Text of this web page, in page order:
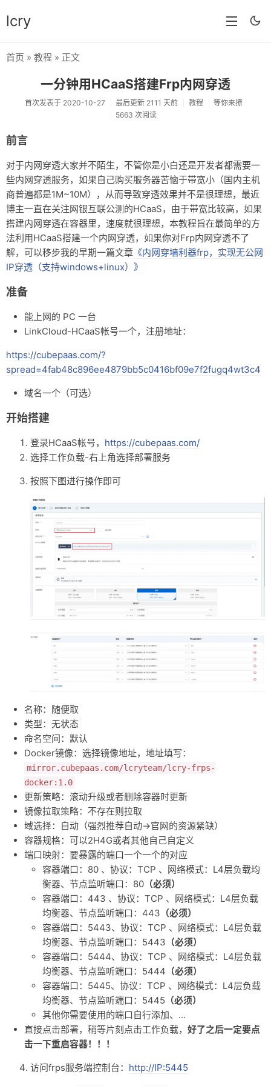
lcry
分类
分享
教程
生活
AI
归档
留言
首页 » 教程 » 正文
一分钟用HCaaS搭建Frp内网穿透
首次发表于 2020-10-27 最后更新 2111 天前 教程
等你来撩
5663 次阅读
前言
对于内网穿透大家并不陌生，不管你是小白还是开发者都需要一
些内网穿透服务，如果自己购买服务器苦恼于带宽小（国内主机
商普遍都是1M~10M），从而导致穿透效果并不是很理想，最近
博主一直在关注网银互联公测的HCaaS，由于带宽比较高，如果
搭建内网穿透在容器里，速度就很理想，本教程旨在最简单的方
法利用HCaaS搭建一个内网穿透，如果你对Frp内网穿透不了
解，可以移步我的早期一篇文章 《内网穿墙利器frp，实现无公网
IP穿透（支持windows+linux）》
准备
能上网的 PC 一台
LinkCloud-HCaaS帐号一个，注册地址：
https://cubepaas.com/?
spread=4fab48c896ee4879bb5c0416bf09e7f2fugq4wt3c4
域名一个（可选）
开始搭建
登录HCaaS帐号， https://cubepaas.com/
选择工作负载-右上角选择部署服务
按照下图进行操作即可
名称：随便取
类型：无状态
命名空间：默认
Docker镜像：选择镜像地址，地址填写：
mirror.cubepaas.com/lcryteam/lcry-frps-
docker:1.0
更新策略：滚动升级或者删除容器时更新
镜像拉取策略：不存在则拉取
域选择：自动（强烈推荐自动->官网的资源紧缺）
容器规格：可以2H4G或者其他自己自定义
端口映射：要暴露的端口一个一个的对应
容器端口：80 、协议：TCP 、网络模式：L4层负载均
衡器、节点监听端口：80 （必须）
容器端口：443 、协议：TCP 、网络模式：L4层负载
均衡器、节点监听端口：443 （必须）
容器端口：5443、协议：TCP 、网络模式：L4层负载
均衡器、节点监听端口：5443 （必须）
容器端口：5444、协议：TCP 、网络模式：L4层负载
均衡器、节点监听端口：5444 （必须）
容器端口：5445、协议：TCP 、网络模式：L4层负载
均衡器、节点监听端口：5445 （必须）
其他你需要使用的端口自行添加、...
直接点击部署，稍等片刻点击工作负载， 好了之后一定要点
击一下重启容器！！！
访问frps服务端控制台： http://IP:5445